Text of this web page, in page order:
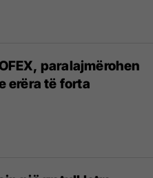
paralajmërohen
erëra të forta